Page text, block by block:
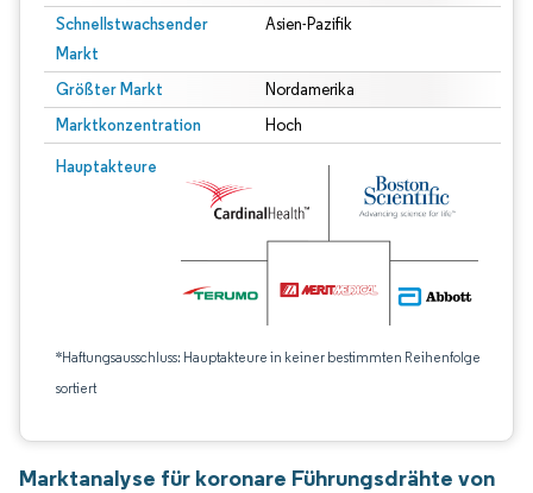
Schnellstwachsender
Markt
Asien-Pazifik
Größter Markt Nordamerika
Marktkonzentration Hoch
Hauptakteure
*Haftungsausschluss: Hauptakteure in keiner bestimmten Reihenfolge
sortiert
Marktanalyse für koronare Führungsdrähte von